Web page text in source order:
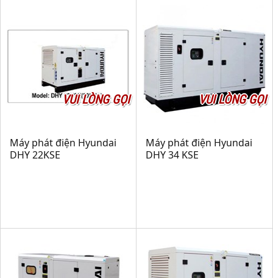
VUI LÒNG GỌI
Máy phát điện Hyundai
DHY 22KSE
VUI LÒNG GỌI
Máy phát điện Hyundai
DHY 34 KSE